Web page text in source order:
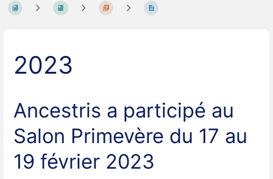
2023
Ancestris a participé au
Salon Primevère du 17 au
19 février 2023